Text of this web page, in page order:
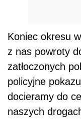
Koniec okresu
z nas powroty
zatłoczonych
policyjne
docieramy do
naszych